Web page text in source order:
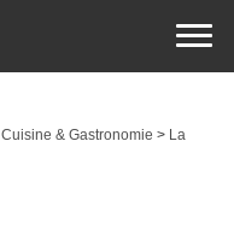
Cuisine & Gastronomie > La